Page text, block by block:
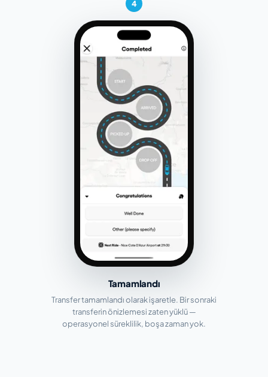
4
Tamamlandı
Transfer tamamlandı olarak işaretle. Bir sonraki
transferin önizlemesi zaten yüklü —
operasyonel süreklilik, boşa zaman yok.